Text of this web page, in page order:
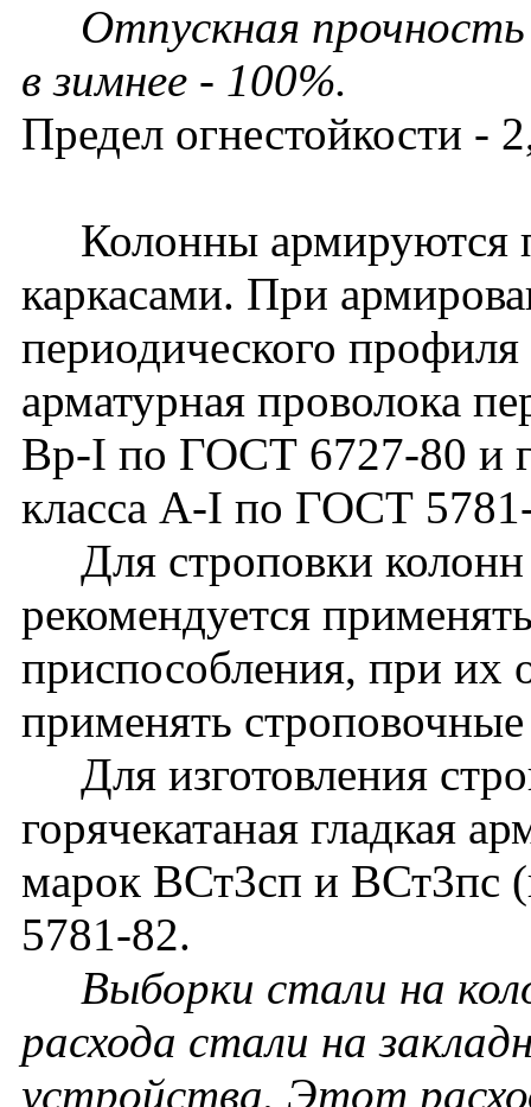
Отпускная
в зимнее - 100%.
Предел огнестойкости -
Колонны армируются
каркасами. При
периодического
арматурная проволока
Вр-I по ГОСТ 6727-80 и
класса A-I по ГОСТ
Для строповки колонн
рекомендуется
приспособления, при их
применять
Для изготовления
горячекатаная гладкая
марок ВСт3сп и ВСт3пс
5781-82.
Выборки стали на
расхода стали на
устройства. Этот